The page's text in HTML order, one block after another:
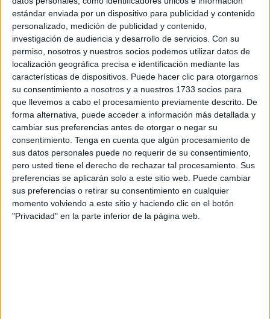
estándar enviada por un dispositivo para publicidad y contenido
personalizado, medición de publicidad y contenido,
investigación de audiencia y desarrollo de servicios. Con su
permiso, nosotros y nuestros socios podemos utilizar datos de
localización geográfica precisa e identificación mediante las
características de dispositivos. Puede hacer clic para otorgarnos
su consentimiento a nosotros y a nuestros 1733 socios para
que llevemos a cabo el procesamiento previamente descrito. De
forma alternativa, puede acceder a información más detallada y
cambiar sus preferencias antes de otorgar o negar su
consentimiento. Tenga en cuenta que algún procesamiento de
sus datos personales puede no requerir de su consentimiento,
pero usted tiene el derecho de rechazar tal procesamiento. Sus
preferencias se aplicarán solo a este sitio web. Puede cambiar
sus preferencias o retirar su consentimiento en cualquier
momento volviendo a este sitio y haciendo clic en el botón
"Privacidad" en la parte inferior de la página web.
las armas, interviniendo con las tropas españolas en Italia,
Alemania y Hungría.
Debido a su gran talento y elevado espíritu de servicio,
ascendió hasta capitán por sus propios méritos. Después
estuvo destinado en América, en 1553 en la isla de
Margarita (Venezuela), contribuyendo, muy
destacadamente, en su defensa contra los ataques de los
numerosos corsarios franceses que atacaban y
despojaban de sus importantes cargamentos a
embarcaciones españolas que hacían su singladura
marinara en la ruta desde España, donde regresaban
cargadas. Después, intervino también en la defensa de la
isla venezolana de Cumaná. Y, luego, en calidad de